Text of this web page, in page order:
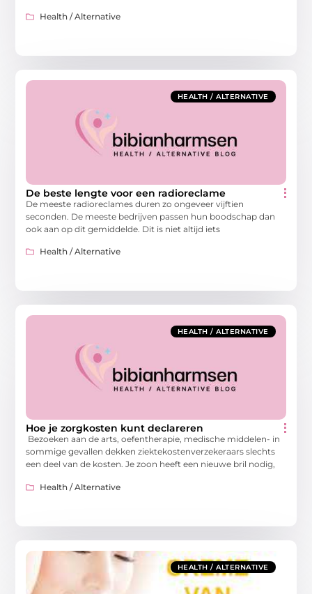
Health / Alternative
HEALTH / ALTERNATIVE
De beste lengte voor een radioreclame
De meeste radioreclames duren zo ongeveer vijftien
seconden. De meeste bedrijven passen hun boodschap dan
ook aan op dit gemiddelde. Dit is niet altijd iets
Health / Alternative
HEALTH / ALTERNATIVE
Hoe je zorgkosten kunt declareren
Bezoeken aan de arts, oefentherapie, medische middelen- in
sommige gevallen dekken ziektekostenverzekeraars slechts
een deel van de kosten. Je zoon heeft een nieuwe bril nodig,
Health / Alternative
HEALTH / ALTERNATIVE